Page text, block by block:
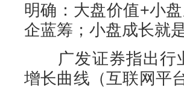
明确：大盘价值+小
企蓝筹；小盘成长就
广发证券指出行
增长曲线（互联网平